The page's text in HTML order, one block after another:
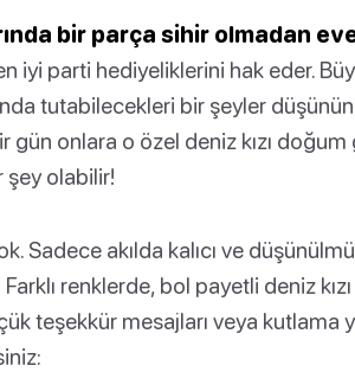
bir parça sihir olmadan
iyi parti hediyeliklerini hak eder.
tutabilecekleri bir şeyler
gün onlara o özel deniz kızı
şey olabilir!
Sadece akılda kalıcı ve
Farklı renklerde, bol payetli deniz
teşekkür mesajları veya kutlama